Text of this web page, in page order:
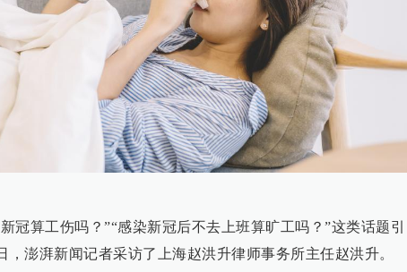
冠算工伤吗？”“感染新冠后不去上班算旷工吗？”这类话题引
，澎湃新闻记者采访了上海赵洪升律师事务所主任赵洪升。